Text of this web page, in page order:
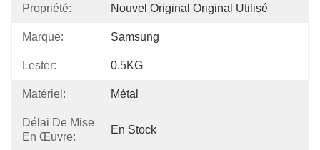
Propriété: Nouvel Original Original Utilisé
Marque: Samsung
Lester: 0.5KG
Matériel: Métal
Délai De Mise
En Œuvre:
En Stock